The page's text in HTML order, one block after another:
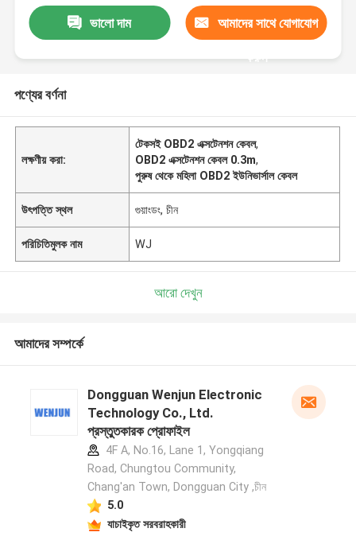
ভালো দাম আমাদের সাথে যোগাযোগ
করুন
পণ্যের বর্ণনা
লক্ষণীয় করা:
টেকসই OBD2 এক্সটেনশন কেবল,
OBD2 এক্সটেনশন কেবল 0.3m,
পুরুষ থেকে মহিলা OBD2 ইউনিভার্সাল কেবল
উৎপত্তি স্থল গুয়াংডং, চীন
পরিচিতিমুলক নাম WJ
আরো দেখুন
আমাদের সম্পর্কে
Dongguan Wenjun Electronic
Technology Co., Ltd.
প্রস্তুতকারক প্রোফাইল
4F A, No.16, Lane 1, Yongqiang
Road, Chungtou Community,
Chang'an Town, Dongguan City ,চীন
5.0
যাচাইকৃত সরবরাহকারী